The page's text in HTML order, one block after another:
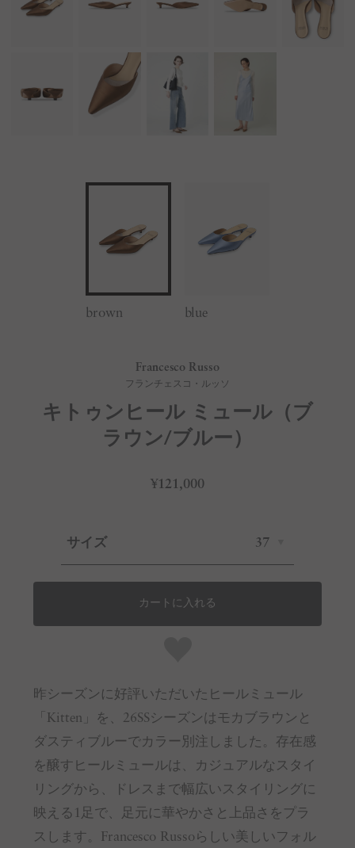
brown blue
Francesco Russo
フランチェスコ・ルッソ
キトゥンヒール ミュール（ブ
ラウン/ブルー）
¥121,000
サイズ 37
カートに入れる
昨シーズンに好評いただいたヒールミュール
「Kitten」を、26SSシーズンはモカブラウンと
ダスティブルーでカラー別注しました。存在感
を醸すヒールミュールは、カジュアルなスタイ
リングから、ドレスまで幅広いスタイリングに
映える1足で、足元に華やかさと上品さをプラ
スします。Francesco Russoらしい美しいフォル